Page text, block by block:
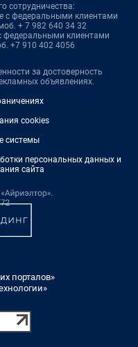
сотрудничества:
с федеральными клиентами
+ 7 982 640 34 32
федеральными клиентами
+7 910 402 4056
за достоверность
объявлениях.
cookies
системы
персональных данных и
сайта
порталов»